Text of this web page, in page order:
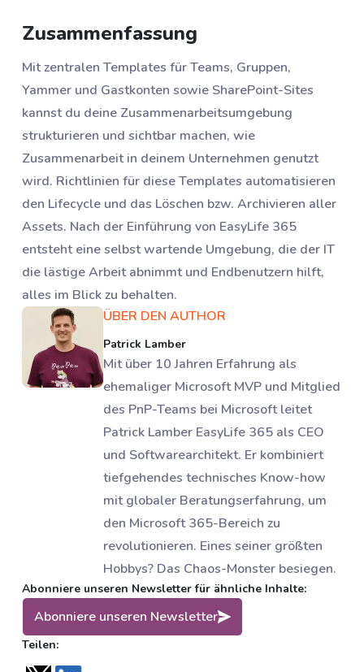
Zusammenfassung
Mit zentralen Templates für Teams, Gruppen,
Yammer und Gastkonten sowie SharePoint-Sites
kannst du deine Zusammenarbeitsumgebung
strukturieren und sichtbar machen, wie
Zusammenarbeit in deinem Unternehmen genutzt
wird. Richtlinien für diese Templates automatisieren
den Lifecycle und das Löschen bzw. Archivieren aller
Assets. Nach der Einführung von EasyLife 365
entsteht eine selbst wartende Umgebung, die der IT
die lästige Arbeit abnimmt und Endbenutzern hilft,
alles im Blick zu behalten.
ÜBER DEN AUTHOR
Patrick Lamber
Mit über 10 Jahren Erfahrung als
ehemaliger Microsoft MVP und Mitglied
des PnP-Teams bei Microsoft leitet
Patrick Lamber EasyLife 365 als CEO
und Softwarearchitekt. Er kombiniert
tiefgehendes technisches Know-how
mit globaler Beratungserfahrung, um
den Microsoft 365-Bereich zu
revolutionieren. Eines seiner größten
Hobbys? Das Chaos-Monster besiegen.
Abonniere unseren Newsletter für ähnliche Inhalte:
Abonniere unseren Newsletter
Teilen: